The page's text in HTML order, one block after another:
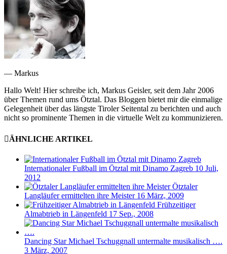
— Markus
Hallo Welt! Hier schreibe ich, Markus Geisler, seit dem Jahr 2006
über Themen rund ums Ötztal. Das Bloggen bietet mir die einmalige
Gelegenheit über das längste Tiroler Seitental zu berichten und auch
nicht so prominente Themen in die virtuelle Welt zu kommunizieren.
ÄHNLICHE ARTIKEL
Internationaler Fußball im Ötztal mit Dinamo Zagreb 10 Juli,
2012
Ötztaler
Langläufer ermittelten ihre Meister 16 März, 2009
Frühzeitiger
Almabtrieb in Längenfeld 17 Sep., 2008
Dancing Star Michael Tschuggnall untermalte musikalisch ….
3 März, 2007